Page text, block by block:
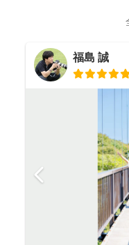
福島 誠